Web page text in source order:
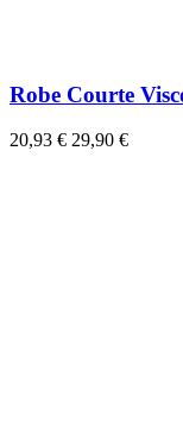
Robe Courte
20,93 € 29,90 €